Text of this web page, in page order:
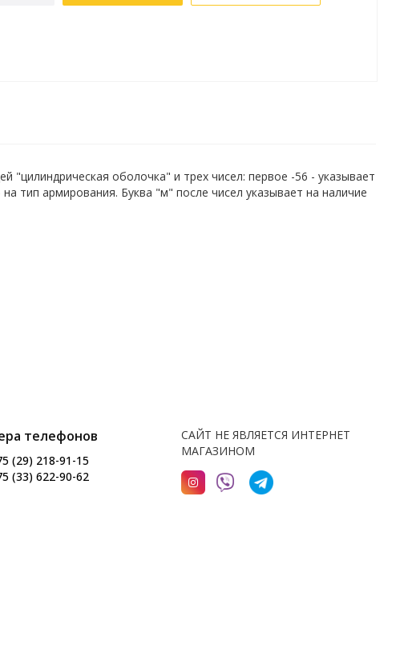
оболочка" и трех чисел: первое -56 - указывает
тип армирования. Буква "м" после чисел указывает на наличие
телефонов
(29) 218-91-15
(33) 622-90-62
САЙТ НЕ ЯВЛЯЕТСЯ ИНТЕРНЕТ
МАГАЗИНОМ